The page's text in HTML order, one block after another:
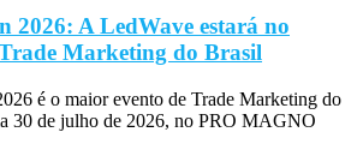
2026: A LedWave estará no
Marketing do Brasil
é o maior evento de Trade Marketing do
30 de julho de 2026, no PRO MAGNO